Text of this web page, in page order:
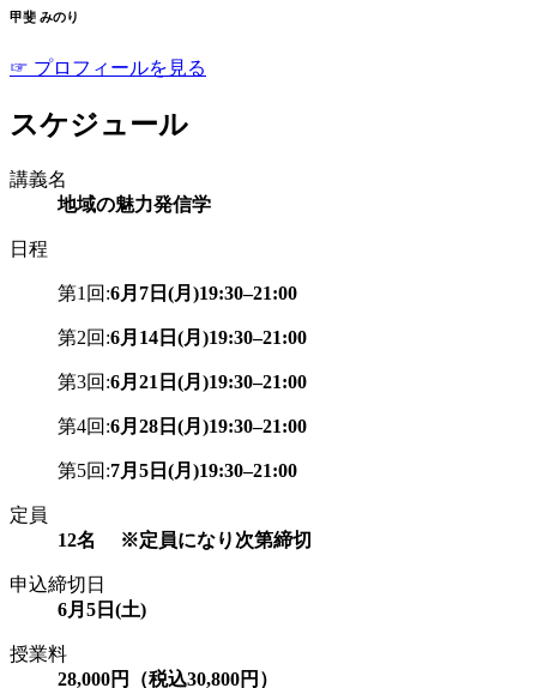
甲斐 みのり
☞ プロフィールを見る
スケジュール
講義名
地域の魅力発信学
日程
第1回:6月7日(月)19:30–21:00
第2回:6月14日(月)19:30–21:00
第3回:6月21日(月)19:30–21:00
第4回:6月28日(月)19:30–21:00
第5回:7月5日(月)19:30–21:00
定員
12名 ※定員になり次第締切
申込締切日
6月5日(土)
授業料
28,000円（税込30,800円）